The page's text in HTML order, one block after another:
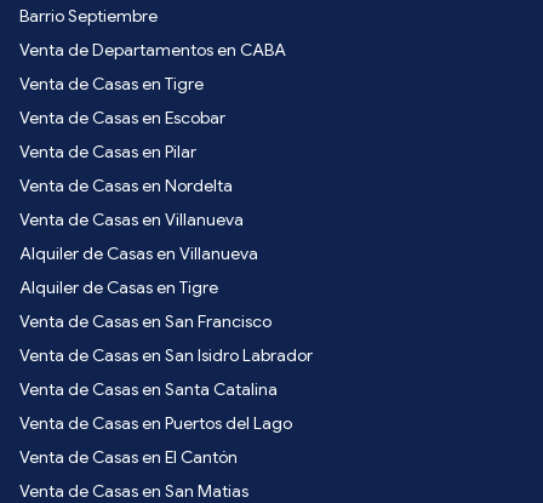
Barrio Septiembre
Venta de Departamentos en CABA
Venta de Casas en Tigre
Venta de Casas en Escobar
Venta de Casas en Pilar
Venta de Casas en Nordelta
Venta de Casas en Villanueva
Alquiler de Casas en Villanueva
Alquiler de Casas en Tigre
Venta de Casas en San Francisco
Venta de Casas en San Isidro Labrador
Venta de Casas en Santa Catalina
Venta de Casas en Puertos del Lago
Venta de Casas en El Cantón
Venta de Casas en San Matias